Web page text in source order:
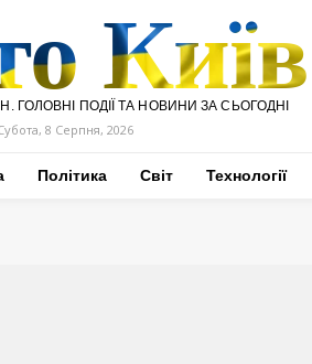
Київ
ПОДІЇ ТА НОВИНИ ЗА СЬОГОДНІ
8 Серпня, 2026
Політика Світ Технології